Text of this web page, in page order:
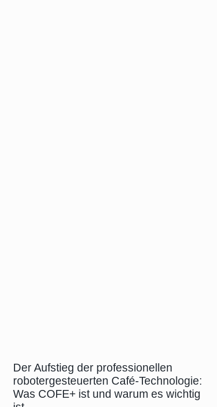
Der Aufstieg der professionellen
robotergesteuerten Café-Technologie:
Was COFE+ ist und warum es wichtig